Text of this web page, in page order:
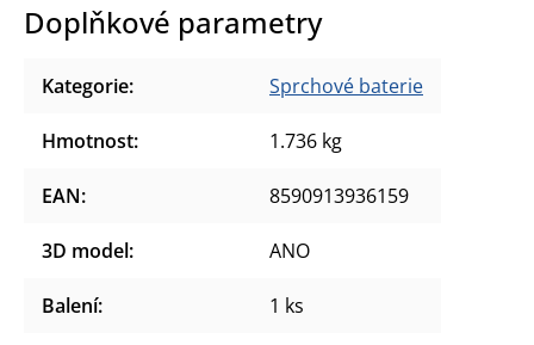
Doplňkové parametry
Kategorie: Sprchové baterie
Hmotnost: 1.736 kg
EAN: 8590913936159
3D model: ANO
Balení: 1 ks